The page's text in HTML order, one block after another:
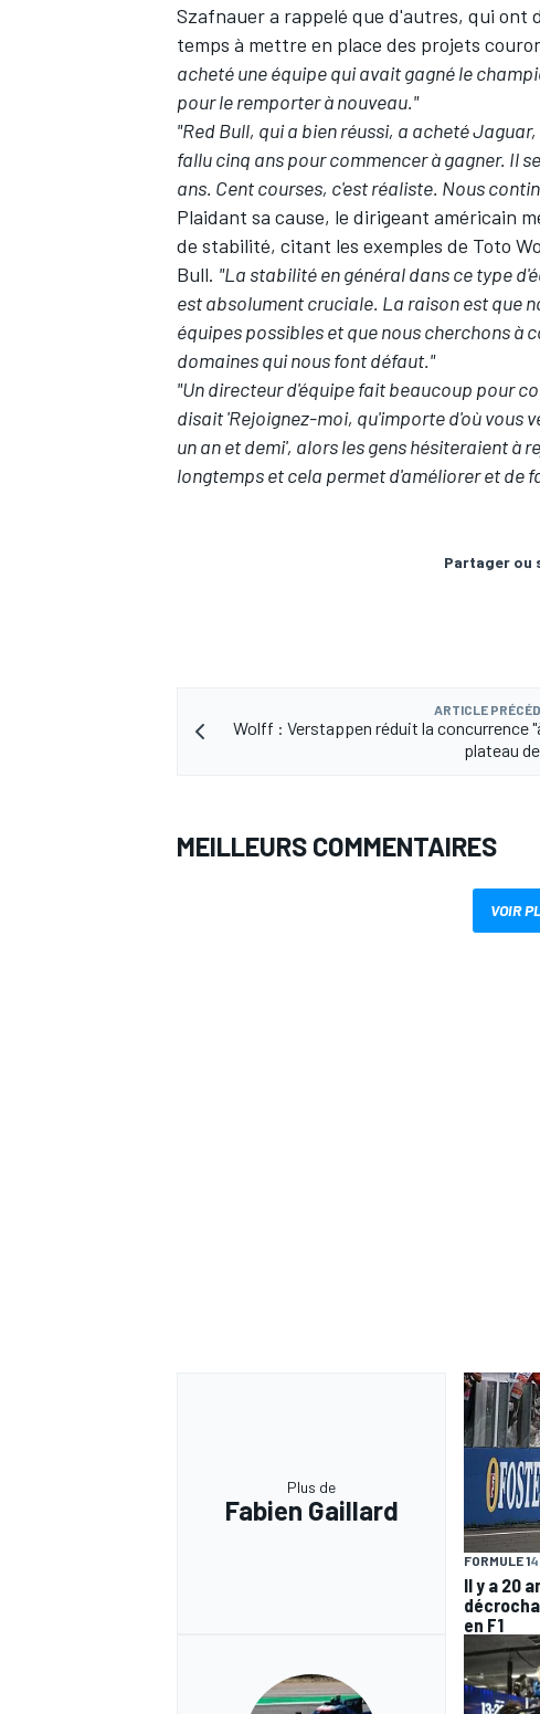
AUTRES CHAMPIONNATS
Szafnauer a rappelé que d'autres, qui
temps à mettre en place des projets
acheté une équipe qui avait gagné le
pour le remporter à nouveau."
"Red Bull, qui a bien réussi, a acheté
fallu cinq ans pour commencer à gagner. Il
ans. Cent courses, c'est réaliste. Nous
Plaidant sa cause, le dirigeant américain
de stabilité, citant les exemples de Toto
Bull. "La stabilité en général dans ce type
est absolument cruciale. La raison est que
équipes possibles et que nous cherchons à
domaines qui nous font défaut."
"Un directeur d'équipe fait beaucoup pour
disait 'Rejoignez-moi, qu'importe d'où vous
un an et demi', alors les gens hésiteraient à
longtemps et cela permet d'améliorer et de
Partager ou
ARTICLE
Wolff : Verstappen réduit la concurrence
plateau
MEILLEURS COMMENTAIRES
VOIR
Plus de
Fabien Gaillard
FORMULE 1
Il y a 20
en F1